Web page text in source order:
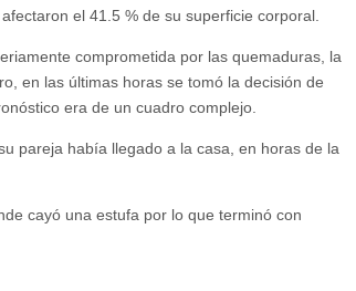
el 41.5 % de su superficie corporal.
comprometida por las quemaduras, la
en las últimas horas se tomó la decisión de
era de un cuadro complejo.
pareja había llegado a la casa, en horas de la
cayó una estufa por lo que terminó con